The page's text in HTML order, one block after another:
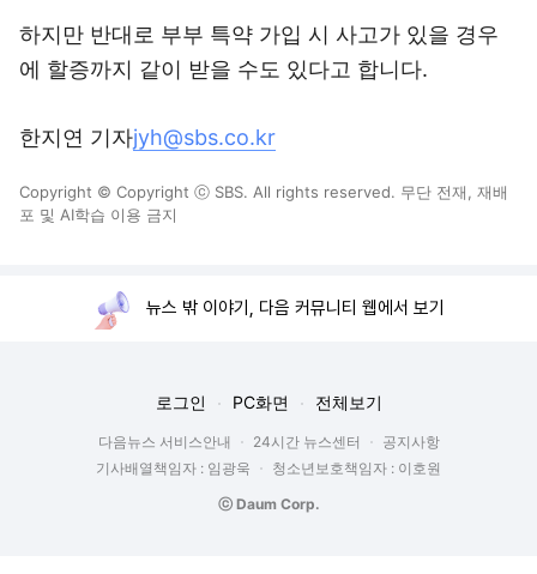
하지만 반대로 부부 특약 가입 시 사고가 있을 경우
에 할증까지 같이 받을 수도 있다고 합니다.
한지연 기자jyh@sbs.co.kr
Copyright © Copyright ⓒ SBS. All rights reserved. 무단 전재, 재배
포 및 AI학습 이용 금지
뉴스 밖 이야기, 다음 커뮤니티 웹에서 보기
로그인 PC화면 전체보기
다음뉴스 서비스안내 24시간 뉴스센터
공지사항
기사배열책임자 : 임광욱
청소년보호책임자 : 이호원
ⓒ Daum Corp.